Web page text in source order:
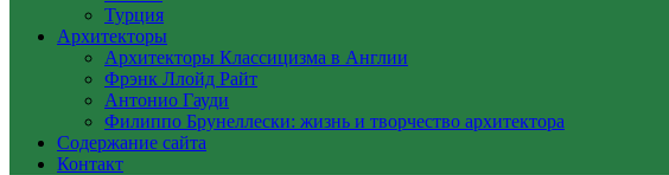
Турция
Архитекторы
Архитекторы Классицизма в Англии
Фрэнк Ллойд Райт
Антонио Гауди
Филиппо Брунеллески: жизнь и творчество архитектора
Содержание сайта
Контакт